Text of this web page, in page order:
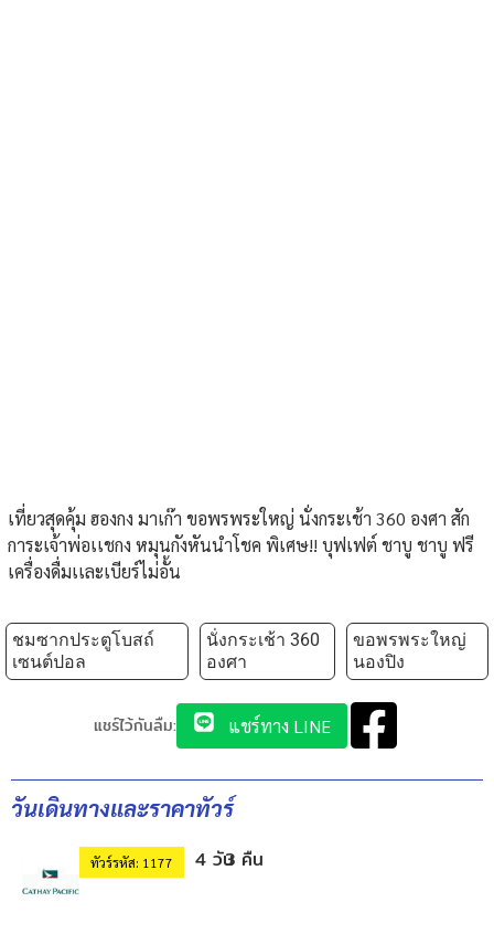
เที่ยวสุดคุ้ม ฮองกง มาเก๊า ขอพรพระใหญ่ นั่งกระเช้า 360 องศา สัก
การะเจ้าพ่อเเชกง หมุนกังหันนำโชค พิเศษ!! บุฟเฟต์ ชาบู ชาบู ฟรี
เครื่องดื่มเเละเบียร์ไม่อั้น
ชมซากประตูโบสถ์
เซนต์ปอล
นั่งกระเช้า 360
องศา
ขอพรพระใหญ่
นองปิง
แชร์ไว้กันลืม: แชร์ทาง LINE
วันเดินทางและราคาทัวร์
ทัวร์รหัส: 1177 4 วัน3 คืน